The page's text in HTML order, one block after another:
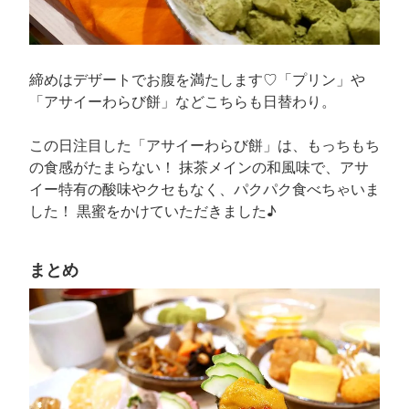
締めはデザートでお腹を満たします♡「プリン」や
「アサイーわらび餅」などこちらも日替わり。
この日注目した「アサイーわらび餅」は、もっちもち
の食感がたまらない！ 抹茶メインの和風味で、アサ
イー特有の酸味やクセもなく、パクパク食べちゃいま
した！ 黒蜜をかけていただきました♪
まとめ